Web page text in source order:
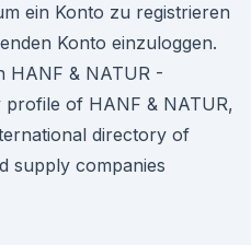
ein Konto zu registrieren
Konto einzuloggen.
HANF & NATUR -
of HANF & NATUR,
directory of
supply companies